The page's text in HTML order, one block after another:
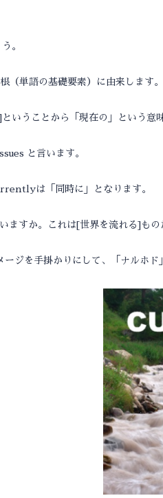
。
（単語の基礎要素）に由来します。
うことから「現在の」という意
と言います。
は「同時に」となります。
ますか。これは[世界を流れる]もの
ジを手掛かりにして、「ナルホ